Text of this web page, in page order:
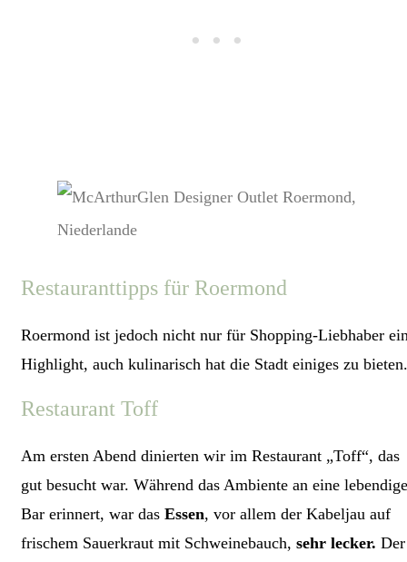
Restauranttipps für Roermond
Roermond ist jedoch nicht nur für Shopping-Liebhaber
Highlight, auch kulinarisch hat die Stadt einiges zu bieten.
Restaurant Toff
Am ersten Abend dinierten wir im Restaurant „Toff“, das
gut besucht war. Während das Ambiente an eine lebendige
Bar erinnert, war das Essen, vor allem der Kabeljau auf
frischem Sauerkraut mit Schweinebauch, sehr lecker. Der